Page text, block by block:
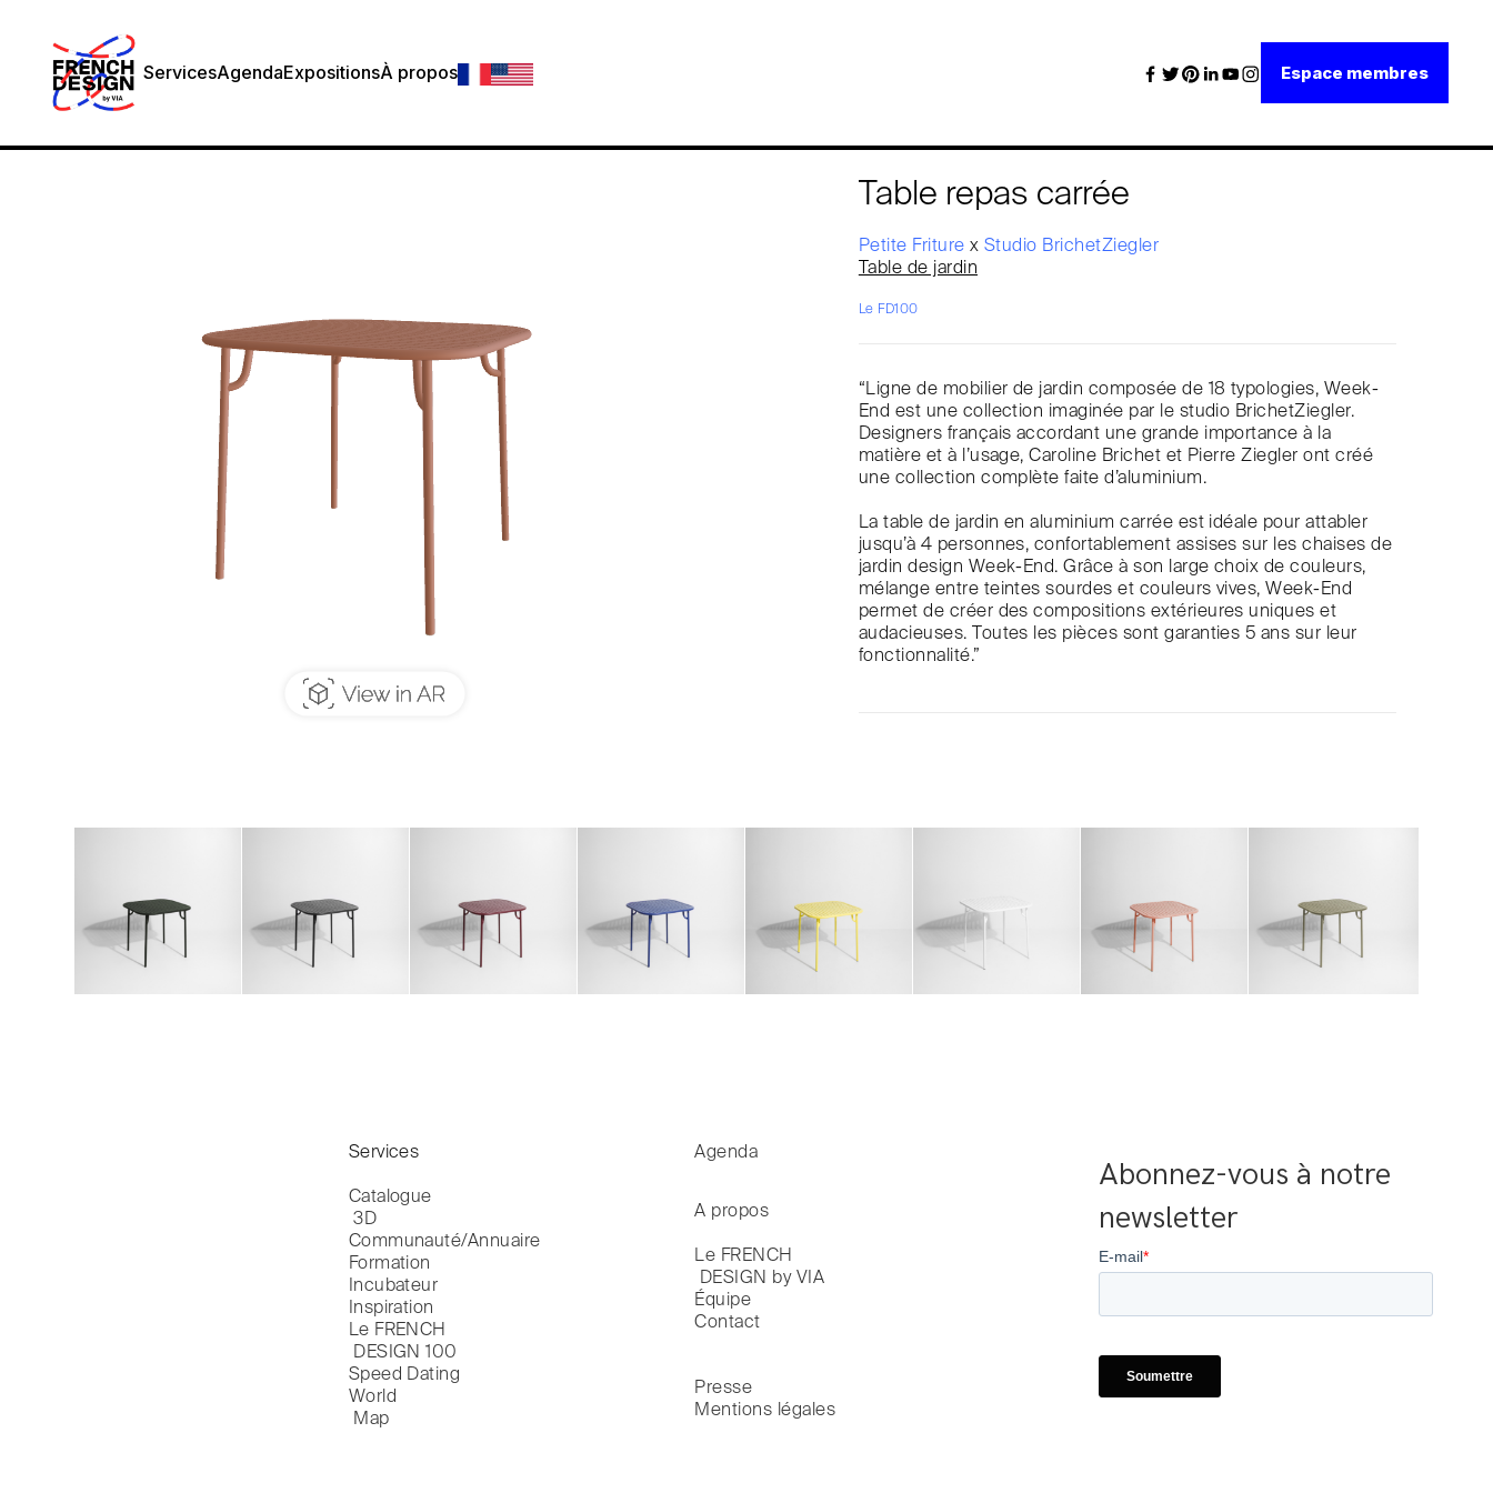
ServicesAgendaExpositionsÀ propos Espace membres
Table repas carrée
Petite Friturex Studio BrichetZiegler
Table de jardin
Le FD100
“Ligne de mobilier de jardin composée de 18 typologies, Week-
End est une collection imaginée par le studio BrichetZiegler.
Designers français accordant une grande importance à la
matière et à l’usage, Caroline Brichet et Pierre Ziegler ont créé
une collection complète faite d’aluminium.
La table de jardin en aluminium carrée est idéale pour attabler
jusqu’à 4 personnes, confortablement assises sur les chaises de
jardin design Week-End. Grâce à son large choix de couleurs,
mélange entre teintes sourdes et couleurs vives, Week-End
permet de créer des compositions extérieures uniques et
audacieuses. Toutes les pièces sont garanties 5 ans sur leur
fonctionnalité.”
Abonnez-vous à notre
newsletter
Services
Catalogue
3D
Communauté/Annuaire
Formation
Incubateur
Inspiration
Le FRENCH
DESIGN 100
Speed Dating
World
Map
Agenda
A propos
Le FRENCH
DESIGN by VIA
Équipe
Contact
Presse
Mentions légales